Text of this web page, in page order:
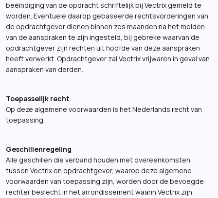
beëindiging van de opdracht schriftelijk bij Vectrix gemeld te
worden. Eventuele daarop gebaseerde rechtsvorderingen van
de opdrachtgever dienen binnen zes maanden na het melden
van de aanspraken te zijn ingesteld, bij gebreke waarvan de
opdrachtgever zijn rechten uit hoofde van deze aanspraken
heeft verwerkt. Opdrachtgever zal Vectrix vrijwaren in geval van
aanspraken van derden.
Toepasselijk recht
Op deze algemene voorwaarden is het Nederlands recht van
toepassing.
Geschillenregeling
Alle geschillen die verband houden met overeenkomsten
tussen Vectrix en opdrachtgever, waarop deze algemene
voorwaarden van toepassing zijn, worden door de bevoegde
rechter beslecht in het arrondissement waarin Vectrix zijn